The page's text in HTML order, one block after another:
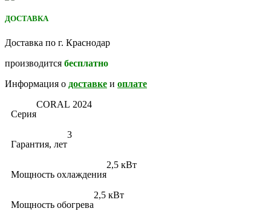
ДОСТАВКА
Доставка по г. Краснодар
производится бесплатно
Информация о доставке и оплате
Серия
CORAL 2024
Гарантия, лет
3
Мощность охлаждения
2,5 кВт
Мощность обогрева
2,5 кВт